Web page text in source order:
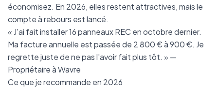
économisez. En 2026, elles restent attractives, mais le
compte à rebours est lancé.
« J'ai fait installer 16 panneaux REC en octobre dernier.
Ma facture annuelle est passée de 2 800 € à 900 €. Je
regrette juste de ne pas l'avoir fait plus tôt. » —
Propriétaire à Wavre
Ce que je recommande en 2026